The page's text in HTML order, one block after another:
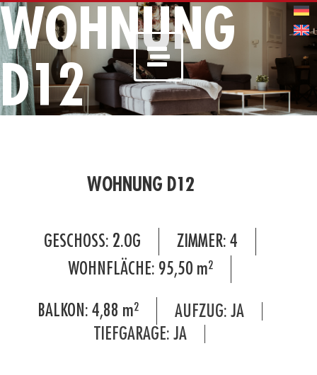
WOHNUNG
D12
WOHNUNG D12
GESCHOSS: 2.OG ZIMMER: 4
WOHNFLÄCHE: 95,50 m²
BALKON: 4,88 m²
AUFZUG: JA
TIEFGARAGE: JA